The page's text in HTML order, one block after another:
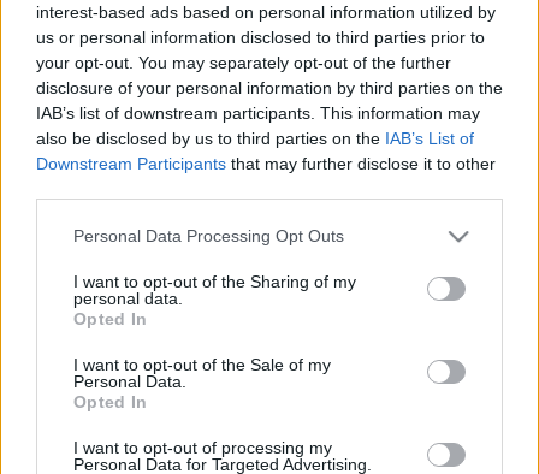
interest-based ads based on personal information utilized by
us or personal information disclosed to third parties prior to
your opt-out. You may separately opt-out of the further
disclosure of your personal information by third parties on the
IAB’s list of downstream participants. This information may
also be disclosed by us to third parties on the IAB’s List of
Downstream Participants that may further disclose it to other
Please note that this website/app uses one or more Google
not limited to your visit or usage behaviour. You may click to
grant or deny consent to Google and its third-party tags to
use your data for below specified purposes in below Google
consent section.
Personal Data Processing Opt Outs
I want to opt-out of the Sharing of my
personal data.
Opted In
I want to opt-out of the Sale of my
Personal Data.
Opted In
I want to opt-out of processing my
Personal Data for Targeted Advertising.
Elkészítés:
A vöröshagymát apróra vágjuk, és egy lábosban
dinszteljük. A kolbászkarikákból néhányat a
hagyma mellé adunk, és hagyjuk kicsit sülni. Miután
a hagyma teljesen megpuhult és a kolbász is
szétesett, öntsük fel vízzel. Tisztítsuk és aprítsuk fel a
répát és karalábét, illetve a gombát. Adjuk a
leveshez. Fűszerezzük, majd adjuk hozzá az aprított
Miután már forr a leves egy ideje, adjuk hozzá a
szeletelt kolbászt és a levestésztát is. Hagyjuk még
egy ideig rotyogni a levest, hogy az ízek
összeérjenek.
Második fogásnak süssünk egy
Garantáltan lenyalod utána mind a tíz ujjadat! :D